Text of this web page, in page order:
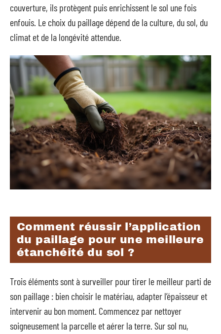
couverture, ils protègent puis enrichissent le sol une fois
enfouis. Le choix du paillage dépend de la culture, du sol, du
climat et de la longévité attendue.
Comment réussir l’application
du paillage pour une meilleure
étanchéité du sol ?
Trois éléments sont à surveiller pour tirer le meilleur parti de
son paillage : bien choisir le matériau, adapter l’épaisseur et
intervenir au bon moment. Commencez par nettoyer
soigneusement la parcelle et aérer la terre. Sur sol nu,